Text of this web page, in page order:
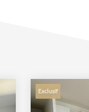
Exclusif